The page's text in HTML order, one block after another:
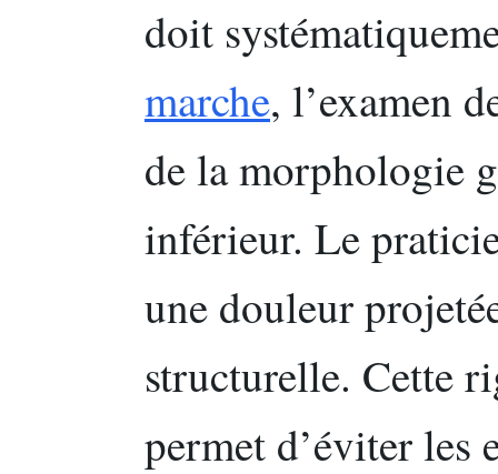
doit
marche, l’examen
de la morphologie
inférieur. Le
une douleur
structurelle. Cette
permet d’éviter les